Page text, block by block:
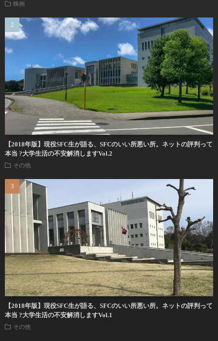
映画
【2018年版】現役SFC生が語る、SFCのいい所悪い所。ネットの評判って
本当 ?大学生活の不安解消しますVol.2
その他
【2018年版】現役SFC生が語る、SFCのいい所悪い所。ネットの評判って
本当 ?大学生活の不安解消しますVol.1
その他